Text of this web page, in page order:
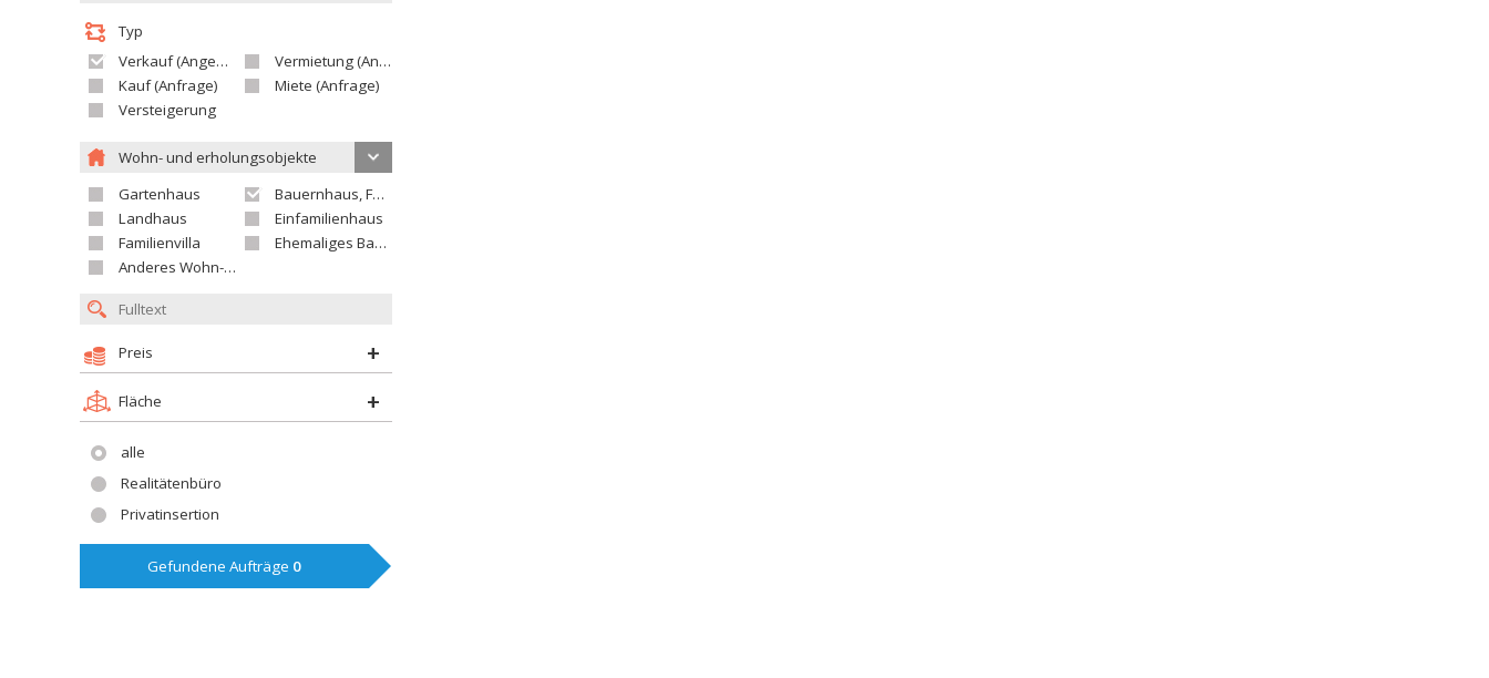
Typ
Verkauf (Angebot)
Vermietung (Angebot)
Kauf (Anfrage)
Miete (Anfrage)
Versteigerung
Wohn- und erholungsobjekte
Gartenhaus
Bauernhaus, Ferienhaus
Landhaus
Einfamilienhaus
Familienvilla
Ehemaliges Bauerngut
Anderes Wohn- oder Ferienobjekt
Preis
Fläche
alle
Realitätenbüro
Privatinsertion
Gefundene Aufträge 0